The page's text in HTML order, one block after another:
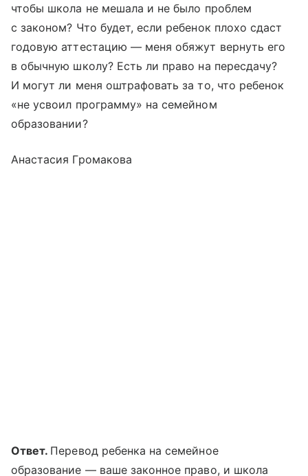
чтобы школа не мешала и не было проблем
с законом? Что будет, если ребенок плохо сдаст
годовую аттестацию — меня обяжут вернуть его
в обычную школу? Есть ли право на пересдачу?
И могут ли меня оштрафовать за то, что ребенок
«не усвоил программу» на семейном
образовании?
Анастасия Громакова
Ответ. Перевод ребенка на семейное
образование — ваше законное право, и школа